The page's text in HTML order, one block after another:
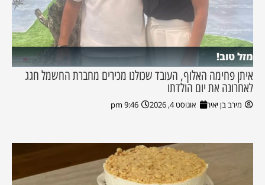
מזל טוב!
איתן פחימה האלוף, העובד שכולנו מכירים מחברת החשמל חגג
לאחרונה את יום הולדתו
מירב בן יאיר אוגוסט 4, 2026 9:46 pm